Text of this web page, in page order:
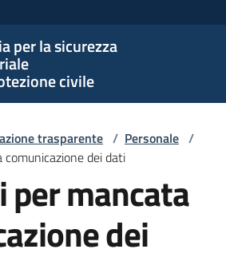
per la sicurezza
civile
trasparente / Personale /
dei dati
per mancata
dei